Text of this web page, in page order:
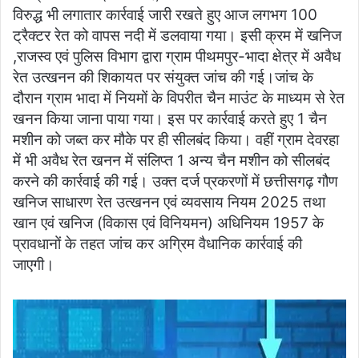
विरुद्ध भी लगातार कार्रवाई जारी रखते हुए आज लगभग 100
ट्रैक्टर रेत को वापस नदी में डलवाया गया। इसी क्रम में खनिज
,राजस्व एवं पुलिस विभाग द्वारा ग्राम पीथमपुर-भादा क्षेत्र में अवैध
रेत उत्खनन की शिकायत पर संयुक्त जांच की गई।जांच के
दौरान ग्राम भादा में नियमों के विपरीत चैन माउंट के माध्यम से रेत
खनन किया जाना पाया गया। इस पर कार्रवाई करते हुए 1 चैन
मशीन को जब्त कर मौके पर ही सीलबंद किया। वहीं ग्राम देवरहा
में भी अवैध रेत खनन में संलिप्त 1 अन्य चैन मशीन को सीलबंद
करने की कार्रवाई की गई। उक्त दर्ज प्रकरणों में छत्तीसगढ़ गौण
खनिज साधारण रेत उत्खनन एवं व्यवसाय नियम 2025 तथा
खान एवं खनिज (विकास एवं विनियमन) अधिनियम 1957 के
प्रावधानों के तहत जांच कर अग्रिम वैधानिक कार्रवाई की
जाएगी।